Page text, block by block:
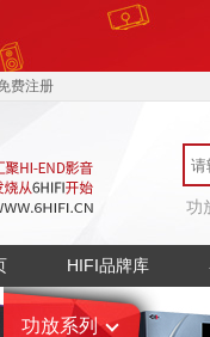
费注册
功
HIFI品牌库
功放系列